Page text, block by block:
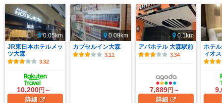
0.05km
JR東日本ホテルメッ
ツ大森
3.32
10,200円～
詳細
0.09km
カプセルイン大森
3.11
0.1km
アパホテル 大森駅前
3.34
7,889円～
詳細
ホテ
ィオ